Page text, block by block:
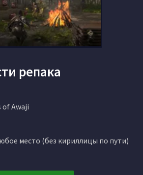
репака
of Awaji
место (без кириллицы по пути)